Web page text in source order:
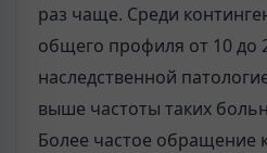
раз чаще. Среди
общего профиля от 10 до
наследственной
выше частоты таких
Более частое обращение